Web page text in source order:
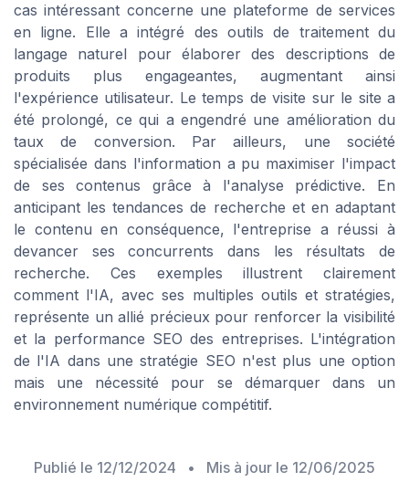
cas intéressant concerne une plateforme de services
en ligne. Elle a intégré des outils de traitement du
langage naturel pour élaborer des descriptions de
produits plus engageantes, augmentant ainsi
l'expérience utilisateur. Le temps de visite sur le site a
été prolongé, ce qui a engendré une amélioration du
taux de conversion. Par ailleurs, une société
spécialisée dans l'information a pu maximiser l'impact
de ses contenus grâce à l'analyse prédictive. En
anticipant les tendances de recherche et en adaptant
le contenu en conséquence, l'entreprise a réussi à
devancer ses concurrents dans les résultats de
recherche. Ces exemples illustrent clairement
comment l'IA, avec ses multiples outils et stratégies,
représente un allié précieux pour renforcer la visibilité
et la performance SEO des entreprises. L'intégration
de l'IA dans une stratégie SEO n'est plus une option
mais une nécessité pour se démarquer dans un
environnement numérique compétitif.
Publié le 12/12/2024 • Mis à jour le 12/06/2025